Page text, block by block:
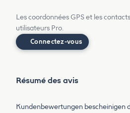
Les coordonnées GPS et les
utilisateurs Pro.
Connectez-vous
Résumé des avis
Kundenbewertungen bescheinigen